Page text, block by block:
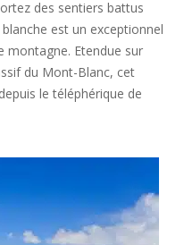
des sentiers battus
est un exceptionnel
montagne. Etendue sur
du Mont-Blanc, cet
le téléphérique de